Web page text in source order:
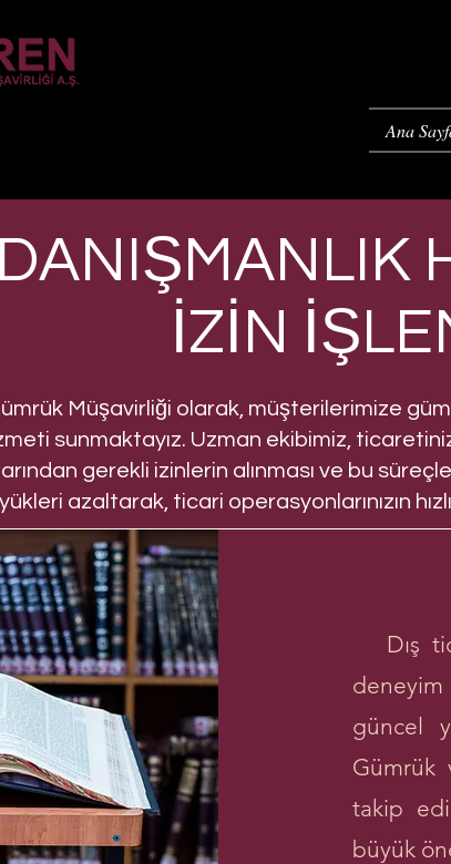
Ana
DANIŞMANLIK
İZİN
Müşavirliği olarak, müşterilerimize
sunmaktayız. Uzman ekibimiz,
gerekli izinlerin alınması ve bu
yükleri azaltarak, ticari operasyonlarınızın
Dış
güncel
Gümrük
takip
büyük